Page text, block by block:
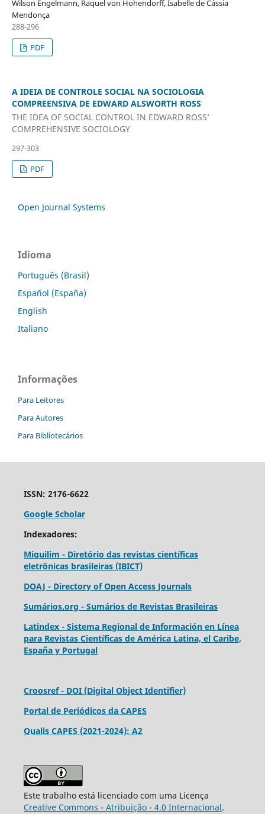
Wilson Engelmann, Raquel von Hohendorff, Isabelle de Cássia
Mendonça
288-296
PDF
A IDEIA DE CONTROLE SOCIAL NA SOCIOLOGIA
COMPREENSIVA DE EDWARD ALSWORTH ROSS
THE IDEA OF SOCIAL CONTROL IN EDWARD ROSS’
COMPREHENSIVE SOCIOLOGY
297-303
PDF
Open Journal Systems
Idioma
Português (Brasil)
Español (España)
English
Italiano
Informações
Para Leitores
Para Autores
Para Bibliotecários
ISSN: 2176-6622
Google Scholar
Indexadores:
Miguilim - Diretório das revistas científicas
eletrônicas brasileiras (IBICT)
DOAJ - Directory of Open Access Journals
Sumários.org - Sumários de Revistas Brasileiras
Latindex - Sistema Regional de Información en Línea
para Revistas Científicas de América Latina, el Caribe,
España y Portugal
Croosref - DOI (Digital Object Identifier)
Portal de Periódicos da CAPES
Qualis CAPES (2021-2024): A2
Este trabalho está licenciado com uma Licença
Creative Commons - Atribuição - 4.0 Internacional.